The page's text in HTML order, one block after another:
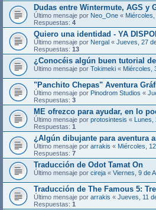
Dudas entre Wintermute, AGS y
Último mensaje por Neo_One «
Respuestas: 4
Quiero una identidad - YA
Último mensaje por Nergal « Jueves, 27
Respuestas: 13
¿Conocéis algún buen tutorial
Último mensaje por Tokimeki « Miércoles,
"Panchito Chepas" Aventura
Último mensaje por Pinodrom Studios «
Respuestas: 3
ME ofrezco para ayudar, en lo
Último mensaje por protosintesis « Lunes,
Respuestas: 1
¿Algún dibujante para aventura
Último mensaje por arrakis « Miércoles,
Respuestas: 7
Traducción de Odot Tamat On
Último mensaje por cireja « Viernes, 9 de
Traducción de The Famous 5:
Último mensaje por arrakis « Jueves, 11
Respuestas: 1